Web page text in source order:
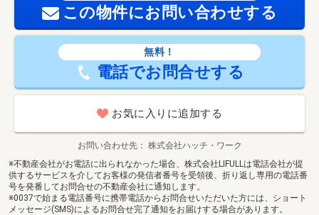
この物件にお問い合わせする
無料！
電話でお問合せする
お気に入りに追加する
お問い合わせ先
株式会社ハッチ・ワーク
※不動産会社がお電話に出られなかった場合、株式会社LIFULLは電話会社が提
供するサービスを介してお客様の発信者番号を受領後、折り返し専用の電話番
号を発番してお問合せの不動産会社に通知します。
※0037で始まる電話番号に携帯電話からお問合せいただいた方には、ショート
メッセージ(SMS)によるお問合せ完了通知をお届けする場合があります。